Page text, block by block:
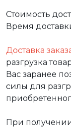
Стоимость
Время
Доставка
разгрузка
Вас заранее
силы для
При получении